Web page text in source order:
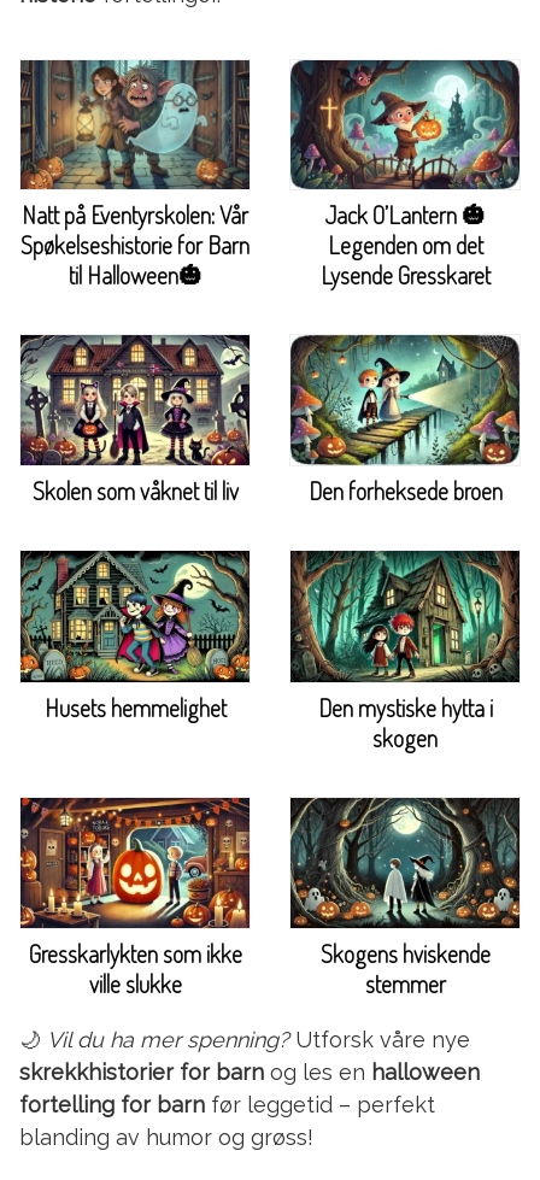
Natt på Eventyrskolen: Vår
Spøkelseshistorie for Barn
til Halloween🎃
Jack O’Lantern 🎃
Legenden om det
Lysende Gresskaret
Skolen som våknet til liv Den forheksede broen
Husets hemmelighet
Den mystiske hytta i
skogen
Gresskarlykten som ikke
ville slukke
Skogens hviskende
stemmer
🌙 Vil du ha mer spenning?Utforsk våre nye
skrekkhistorier for barn og les en halloween
fortelling for barn før leggetid – perfekt
blanding av humor og grøss!